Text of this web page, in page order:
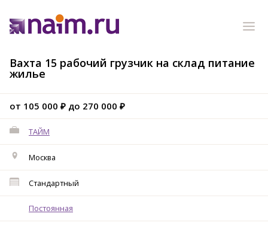
Вахта 15 рабочий грузчик на склад питание
жилье
от 105 000 ₽ до 270 000 ₽
ТАЙМ
Москва
Стандартный
Постоянная